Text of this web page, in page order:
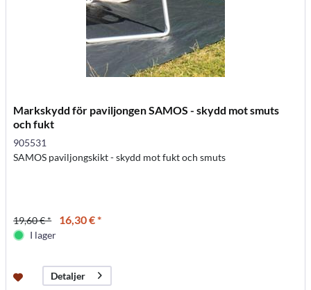
Markskydd för paviljongen SAMOS - skydd mot smuts
och fukt
905531
SAMOS paviljongskikt - skydd mot fukt och smuts
19,60 € * 16,30 € *
I lager
Detaljer